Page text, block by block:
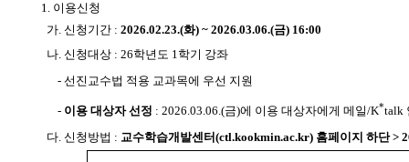
1. 이용신청
가. 신청기간 : 2026.02.23.(화) ~ 2026.03.06.(금) 16:00
나. 신청대상 : 26학년도 1학기 강좌
- 선진교수법 적용 교과목에 우선 지원
- 이용 대상자 선정 : 2026.03.06.(금)에 이용 대상자에게 메일/K*talk
다. 신청방법 : 교수학습개발센터(ctl.kookmin.ac.kr) 홈페이지 하단 >